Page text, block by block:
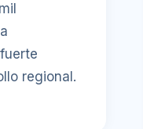
regional.